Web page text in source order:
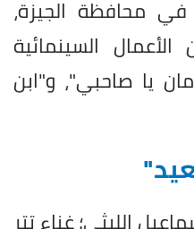
في محافظة الجيزة،
السينمائية
يا صاحبي"، و"ابن